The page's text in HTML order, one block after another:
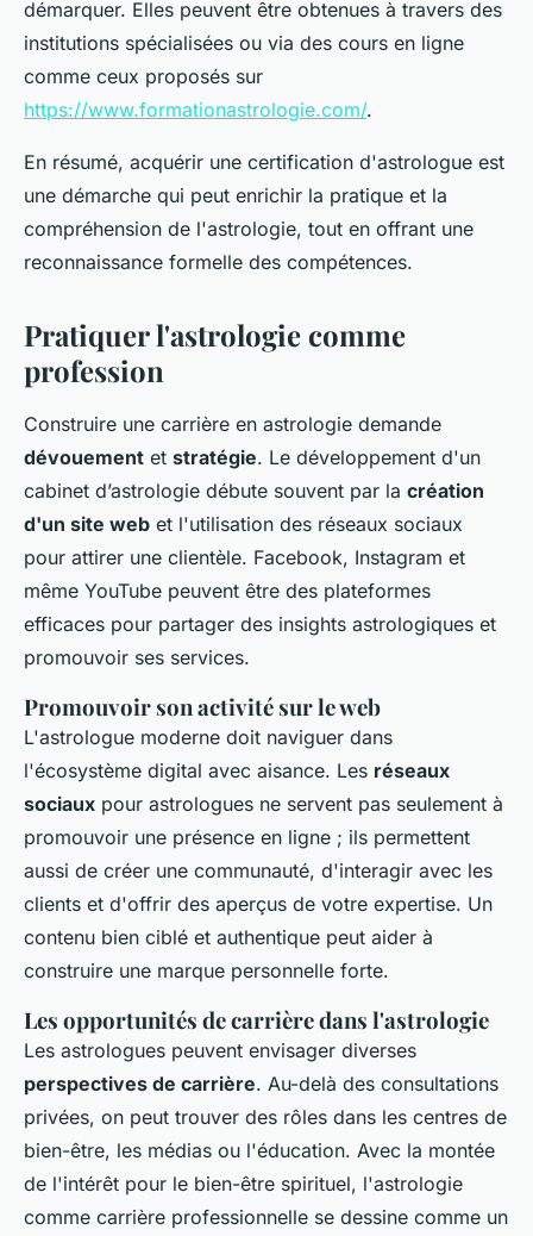
démarquer. Elles peuvent être obtenues à travers des
institutions spécialisées ou via des cours en ligne
comme ceux proposés sur
https://www.formationastrologie.com/.
En résumé, acquérir une certification d'astrologue est
une démarche qui peut enrichir la pratique et la
compréhension de l'astrologie, tout en offrant une
reconnaissance formelle des compétences.
Pratiquer l'astrologie comme
profession
Construire une carrière en astrologie demande
dévouement et stratégie. Le développement d'un
cabinet d’astrologie débute souvent par la création
d'un site web et l'utilisation des réseaux sociaux
pour attirer une clientèle. Facebook, Instagram et
même YouTube peuvent être des plateformes
efficaces pour partager des insights astrologiques et
promouvoir ses services.
Promouvoir son activité sur le web
L'astrologue moderne doit naviguer dans
l'écosystème digital avec aisance. Les réseaux
sociaux pour astrologues ne servent pas seulement à
promouvoir une présence en ligne ; ils permettent
aussi de créer une communauté, d'interagir avec les
clients et d'offrir des aperçus de votre expertise. Un
contenu bien ciblé et authentique peut aider à
construire une marque personnelle forte.
Les opportunités de carrière dans l'astrologie
Les astrologues peuvent envisager diverses
perspectives de carrière. Au-delà des consultations
privées, on peut trouver des rôles dans les centres de
bien-être, les médias ou l'éducation. Avec la montée
de l'intérêt pour le bien-être spirituel, l'astrologie
comme carrière professionnelle se dessine comme un